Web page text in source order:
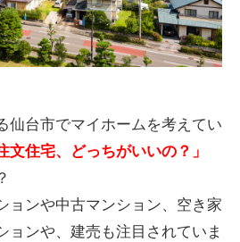
仙台市でマイホームを考えてい
文住宅、どっちがいいの？」
ョンや中古マンション、空き家
ョンや、建売も注目されていま